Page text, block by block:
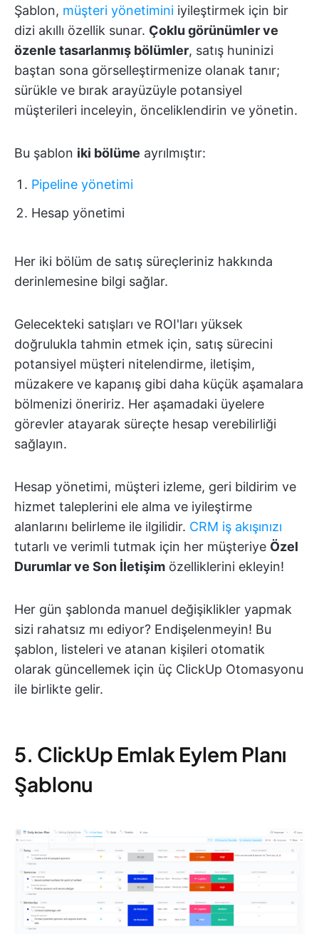
Şablon, müşteri yönetimini iyileştirmek için bir
dizi akıllı özellik sunar. Çoklu görünümler ve
özenle tasarlanmış bölümler, satış huninizi
baştan sona görselleştirmenize olanak tanır;
sürükle ve bırak arayüzüyle potansiyel
müşterileri inceleyin, önceliklendirin ve yönetin.
Bu şablon iki bölüme ayrılmıştır:
Pipeline yönetimi
Hesap yönetimi
Her iki bölüm de satış süreçleriniz hakkında
derinlemesine bilgi sağlar.
Gelecekteki satışları ve ROI'ları yüksek
doğrulukla tahmin etmek için, satış sürecini
potansiyel müşteri nitelendirme, iletişim,
müzakere ve kapanış gibi daha küçük aşamalara
bölmenizi öneririz. Her aşamadaki üyelere
görevler atayarak süreçte hesap verebilirliği
sağlayın.
Hesap yönetimi, müşteri izleme, geri bildirim ve
hizmet taleplerini ele alma ve iyileştirme
alanlarını belirleme ile ilgilidir. CRM iş akışınızı
tutarlı ve verimli tutmak için her müşteriye Özel
Durumlar ve Son İletişim özelliklerini ekleyin!
Her gün şablonda manuel değişiklikler yapmak
sizi rahatsız mı ediyor? Endişelenmeyin! Bu
şablon, listeleri ve atanan kişileri otomatik
olarak güncellemek için üç ClickUp Otomasyonu
ile birlikte gelir.
5. ClickUp Emlak Eylem Planı
Şablonu